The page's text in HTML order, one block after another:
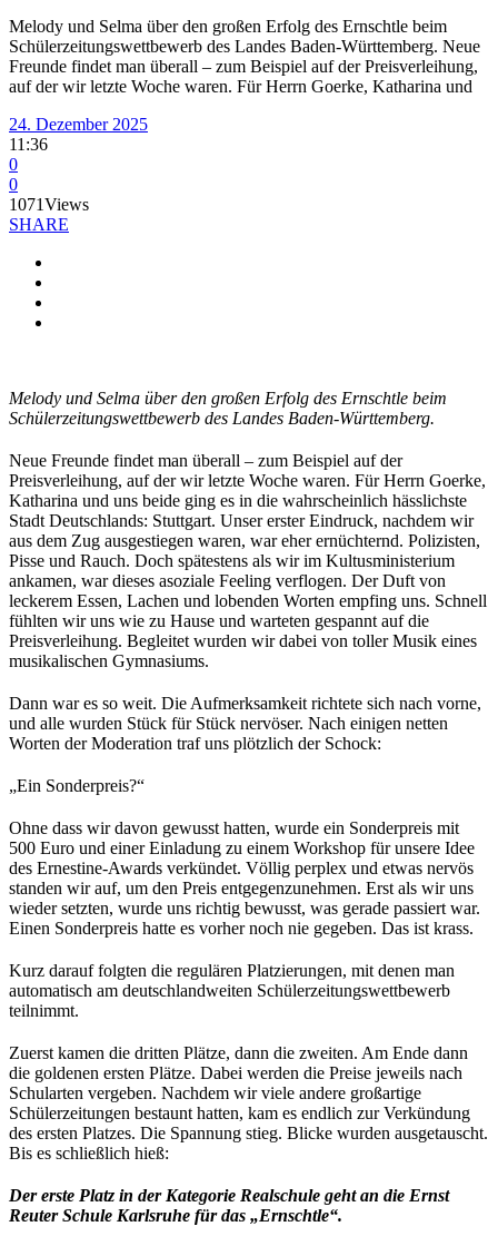
Melody und Selma über den großen Erfolg des Ernschtle beim
Schülerzeitungswettbewerb des Landes Baden-Württemberg. Neue
Freunde findet man überall – zum Beispiel auf der Preisverleihung,
auf der wir letzte Woche waren. Für Herrn Goerke, Katharina und
24. Dezember 2025
11:36
0
0
1071Views
SHARE
Melody und Selma über den großen Erfolg des Ernschtle beim
Schülerzeitungswettbewerb des Landes Baden-Württemberg.
Neue Freunde findet man überall – zum Beispiel auf der
Preisverleihung, auf der wir letzte Woche waren. Für Herrn Goerke,
Katharina und uns beide ging es in die wahrscheinlich hässlichste
Stadt Deutschlands: Stuttgart. Unser erster Eindruck, nachdem wir
aus dem Zug ausgestiegen waren, war eher ernüchternd. Polizisten,
Pisse und Rauch. Doch spätestens als wir im Kultusministerium
ankamen, war dieses asoziale Feeling verflogen. Der Duft von
leckerem Essen, Lachen und lobenden Worten empfing uns. Schnell
fühlten wir uns wie zu Hause und warteten gespannt auf die
Preisverleihung. Begleitet wurden wir dabei von toller Musik eines
musikalischen Gymnasiums.
Dann war es so weit. Die Aufmerksamkeit richtete sich nach vorne,
und alle wurden Stück für Stück nervöser. Nach einigen netten
Worten der Moderation traf uns plötzlich der Schock:
„Ein Sonderpreis?“
Ohne dass wir davon gewusst hatten, wurde ein Sonderpreis mit
500 Euro und einer Einladung zu einem Workshop für unsere Idee
des Ernestine-Awards verkündet. Völlig perplex und etwas nervös
standen wir auf, um den Preis entgegenzunehmen. Erst als wir uns
wieder setzten, wurde uns richtig bewusst, was gerade passiert war.
Einen Sonderpreis hatte es vorher noch nie gegeben. Das ist krass.
Kurz darauf folgten die regulären Platzierungen, mit denen man
automatisch am deutschlandweiten Schülerzeitungswettbewerb
teilnimmt.
Zuerst kamen die dritten Plätze, dann die zweiten. Am Ende dann
die goldenen ersten Plätze. Dabei werden die Preise jeweils nach
Schularten vergeben. Nachdem wir viele andere großartige
Schülerzeitungen bestaunt hatten, kam es endlich zur Verkündung
des ersten Platzes. Die Spannung stieg. Blicke wurden ausgetauscht.
Bis es schließlich hieß:
Der erste Platz in der Kategorie Realschule geht an die Ernst
Reuter Schule Karlsruhe für das „Ernschtle“.